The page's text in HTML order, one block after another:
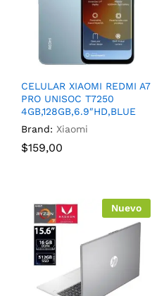
CELULAR XIAOMI REDMI A7
PRO UNISOC T7250
4GB,128GB,6.9″HD,BLUE
Brand: Xiaomi
$159,00
Nuevo